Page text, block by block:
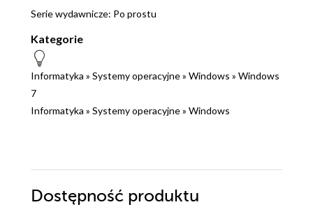
Serie wydawnicze: Po prostu
Kategorie
Informatyka » Systemy operacyjne» Windows » Windows
7
Informatyka » Systemy operacyjne» Windows
Dostępność produktu